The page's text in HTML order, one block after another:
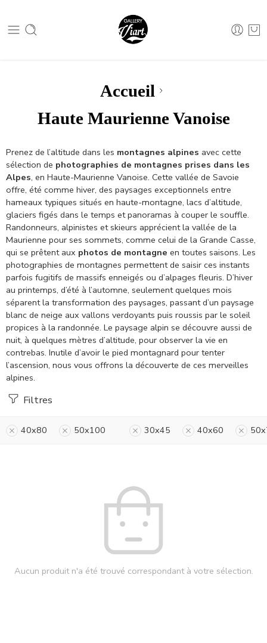
04 79 05 07 62
Accueil
Haute Maurienne Vanoise
Prenez de l’altitude dans les montagnes alpines avec cette
sélection de photographies de montagnes prises dans les
Alpes, en Haute-Maurienne Vanoise. Cette vallée de Savoie
offre, été comme hiver, des paysages exceptionnels entre
hameaux typiques situés en haute-montagne, lacs d’altitude,
glaciers figés dans le temps et panoramas à couper le souffle.
Randonneurs, alpinistes et skieurs apprécient la vallée de la
Maurienne pour ses sommets, comme celui de la Grande Casse,
qui se prêtent aux photos de montagne en toutes saisons. Les
photographies de montagnes permettent de saisir ces instants
parfois fugitifs de massifs enneigés ou d’alpages fleuris. D’hiver
au printemps, d’été à l’automne, seulement quelques mois
séparent la transformation des paysages, passant d’un paysage
blanc de neige aux vallons verdoyants puis roussis par le soleil
propices à la randonnée. Le paysage alpin se découvre aussi de
nuit, à quelques mètres d’altitude, pour observer la vie en
contrebas. Inutile d’avoir le pied montagnard pour tenter
l’ascension, nous vous offrons la découverte de ces merveilles
alpines.
Filtres
40x80 50x100 30x45 40x60
Aucun produit n'a été trouvé correspondant à votre sélection.